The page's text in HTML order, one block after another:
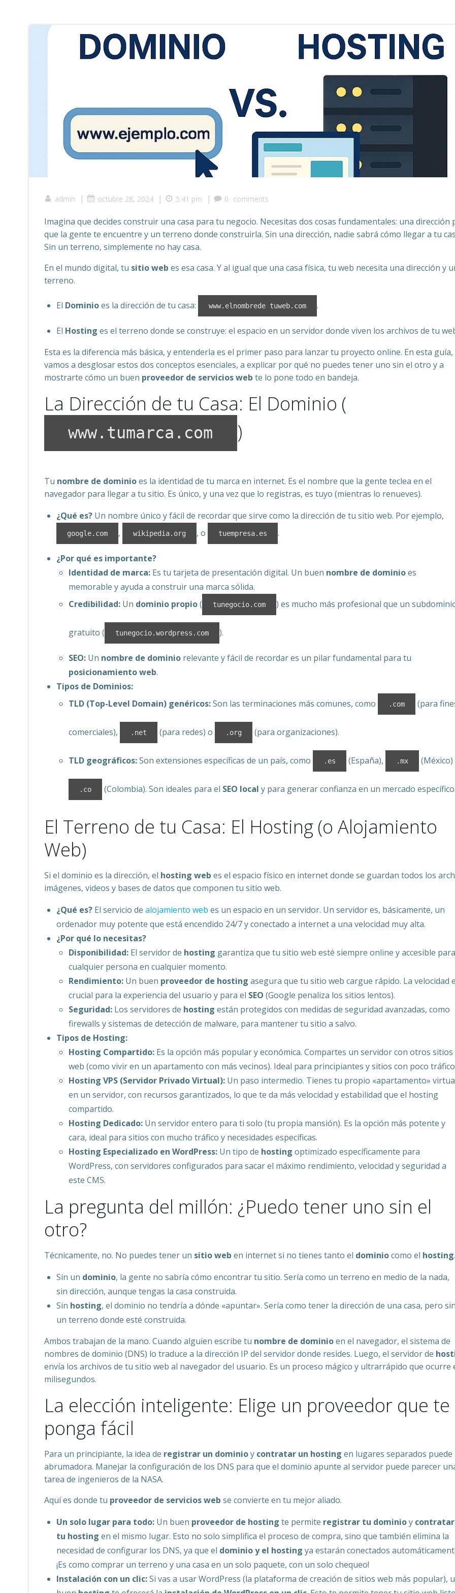
admin | octubre 28, 2024 | 5:41 pm | 0 comments
Imagina que decides construir una casa para tu negocio. Necesitas dos cosas fundamentales: una dirección
que la gente te encuentre y un terreno donde construirla. Sin una dirección, nadie sabrá cómo llegar a tu
Sin un terreno, simplemente no hay casa.
En el mundo digital, tu sitio web es esa casa. Y al igual que una casa física, tu web necesita una dirección y
terreno.
El Dominioes la dirección de tu casa: www.elnombrede tuweb.com .
El Hosting es el terreno donde se construye: el espacio en un servidor donde viven los archivos de tu
Esta es la diferencia más básica, y entenderla es el primer paso para lanzar tu proyecto online. En esta guía,
vamos a desglosar estos dos conceptos esenciales, a explicar por qué no puedes tener uno sin el otro y a
mostrarte cómo un buen proveedor de servicios web te lo pone todo en bandeja.
La Dirección de tu Casa: El Dominio (
www.tumarca.com )
Tu nombre de dominioes la identidad de tu marca en internet. Es el nombre que la gente teclea en el
navegador para llegar a tu sitio. Es único, y una vez que lo registras, es tuyo (mientras lo renueves).
¿Qué es? Un nombre único y fácil de recordar que sirve como la dirección de tu sitio web. Por ejemplo,
google.com , wikipedia.org , o tuempresa.es .
¿Por qué es importante?
Identidad de marca: Es tu tarjeta de presentación digital. Un buen nombre de dominioes
memorable y ayuda a construir una marca sólida.
Credibilidad: Un dominio propio( tunegocio.com ) es mucho más profesional que un
gratuito ( tunegocio.wordpress.com ).
SEO: Un nombre de dominio relevante y fácil de recordar es un pilar fundamental para tu
posicionamiento web.
Tipos de Dominios:
TLD (Top-Level Domain) genéricos:Son las terminaciones más comunes, como .com (para
comerciales), .net (para redes) o .org (para organizaciones).
TLD geográficos:Son extensiones específicas de un país, como .es (España), .mx (México)
.co (Colombia). Son ideales para el SEO local y para generar confianza en un mercado
El Terreno de tu Casa: El Hosting (o Alojamiento
Web)
Si el dominio es la dirección, el hosting web es el espacio físico en internet donde se guardan todos los
imágenes, videos y bases de datos que componen tu sitio web.
¿Qué es? El servicio de alojamiento web es un espacio en un servidor. Un servidor es, básicamente, un
ordenador muy potente que está encendido 24/7 y conectado a internet a una velocidad muy alta.
¿Por qué lo necesitas?
Disponibilidad: El servidor de hosting garantiza que tu sitio web esté siempre online y accesible para
cualquier persona en cualquier momento.
Rendimiento: Un buen proveedor de hosting asegura que tu sitio web cargue rápido. La velocidad
crucial para la experiencia del usuario y para el SEO (Google penaliza los sitios lentos).
Seguridad: Los servidores de hosting están protegidos con medidas de seguridad avanzadas, como
firewalls y sistemas de detección de malware, para mantener tu sitio a salvo.
Tipos de Hosting:
Hosting Compartido: Es la opción más popular y económica. Compartes un servidor con otros sitios
web (como vivir en un apartamento con más vecinos). Ideal para principiantes y sitios con poco
Hosting VPS (Servidor Privado Virtual): Un paso intermedio. Tienes tu propio «apartamento»
en un servidor, con recursos garantizados, lo que te da más velocidad y estabilidad que el hosting
compartido.
Hosting Dedicado: Un servidor entero para ti solo (tu propia mansión). Es la opción más potente y
cara, ideal para sitios con mucho tráfico y necesidades específicas.
Hosting Especializado en WordPress: Un tipo de hosting optimizado específicamente para
WordPress, con servidores configurados para sacar el máximo rendimiento, velocidad y seguridad a
este CMS.
La pregunta del millón: ¿Puedo tener uno sin el
otro?
Técnicamente, no. No puedes tener un sitio web en internet si no tienes tanto el dominiocomo el hosting.
Sin un dominio, la gente no sabría cómo encontrar tu sitio. Sería como un terreno en medio de la nada,
sin dirección, aunque tengas la casa construida.
Sin hosting, el dominio no tendría a dónde «apuntar». Sería como tener la dirección de una casa, pero
un terreno donde esté construida.
Ambos trabajan de la mano. Cuando alguien escribe tu nombre de dominioen el navegador, el sistema de
nombres de dominio (DNS) lo traduce a la dirección IP del servidor donde resides. Luego, el servidor de
envía los archivos de tu sitio web al navegador del usuario. Es un proceso mágico y ultrarrápido que ocurre
milisegundos.
La elección inteligente: Elige un proveedor que te
ponga fácil
Para un principiante, la idea de registrar un dominioy contratar un hosting en lugares separados puede
abrumadora. Manejar la configuración de los DNS para que el dominio apunte al servidor puede parecer
tarea de ingenieros de la NASA.
Aquí es donde tu proveedor de servicios web se convierte en tu mejor aliado.
Un solo lugar para todo: Un buen proveedor de hosting te permite registrar tu dominioy contratar
tu hosting en el mismo lugar. Esto no solo simplifica el proceso de compra, sino que también elimina la
necesidad de configurar los DNS, ya que el dominio y el hosting ya estarán conectados
¡Es como comprar un terreno y una casa en un solo paquete, con un solo chequeo!
Instalación con un clic:Si vas a usar WordPress (la plataforma de creación de sitios web más popular),